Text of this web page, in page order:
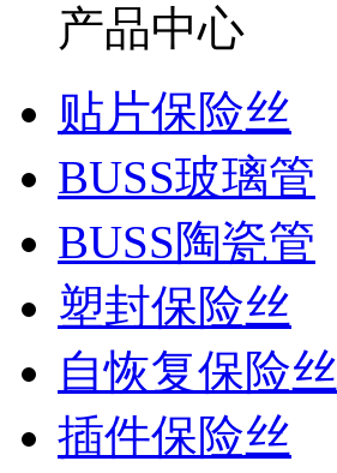
产品中心
贴片保险丝
BUSS玻璃管
BUSS陶瓷管
塑封保险丝
自恢复保险丝
插件保险丝